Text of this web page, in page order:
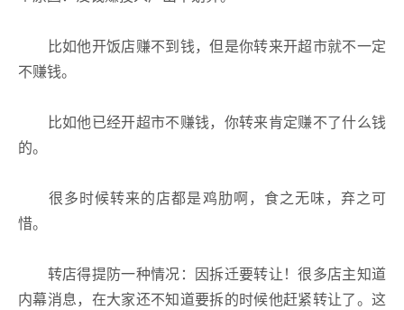
比如他开饭店赚不到钱，但是你转来开超市就不一定
不赚钱。
比如他已经开超市不赚钱，你转来肯定赚不了什么钱
的。
很多时候转来的店都是鸡肋啊，食之无味，弃之可
惜。
转店得提防一种情况：因拆迁要转让！很多店主知道
内幕消息，在大家还不知道要拆的时候他赶紧转让了。这